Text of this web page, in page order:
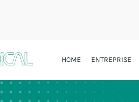
HOME ENTREPRISE